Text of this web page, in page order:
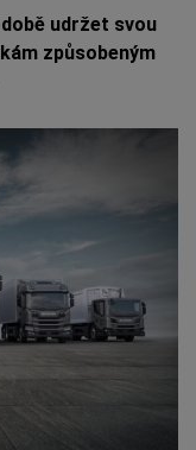
udržet svou
způsobeným